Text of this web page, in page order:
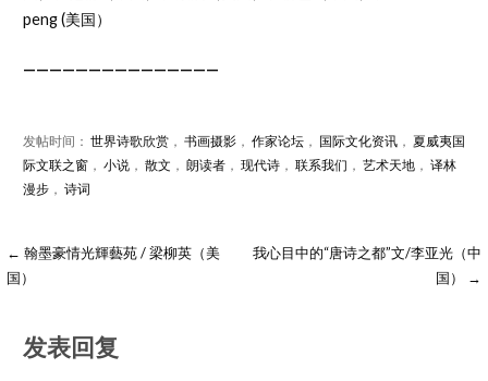
peng (美国）
———————————————
发帖时间： 世界诗歌欣赏， 书画摄影， 作家论坛， 国际文化资讯， 夏威夷国
际文联之窗， 小说， 散文 ， 朗读者， 现代诗， 联系我们 ， 艺术天地， 译林
漫步， 诗词
← 翰墨豪情光輝藝苑 / 梁柳英（美
国）
我心目中的“唐诗之都”文/李亚光（中
国） →
发表回复